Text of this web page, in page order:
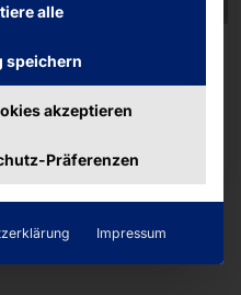
alle
speichern
akzeptieren
Präferenzen
Impressum